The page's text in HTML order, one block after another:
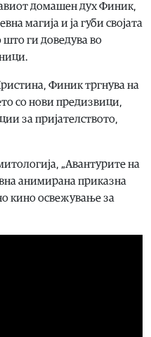
домашен дух Финик,
магија и ја губи својата
што ги доведува во
Финик тргнува на
со нови предизвици,
за пријателството,
„Авантурите на
анимирана приказна
кино освежување за